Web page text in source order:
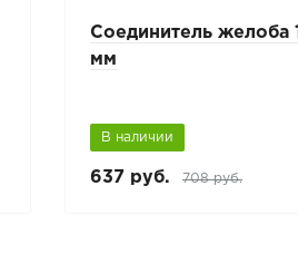
Соединитель желоба
мм
В наличии
637 руб. 708 руб.